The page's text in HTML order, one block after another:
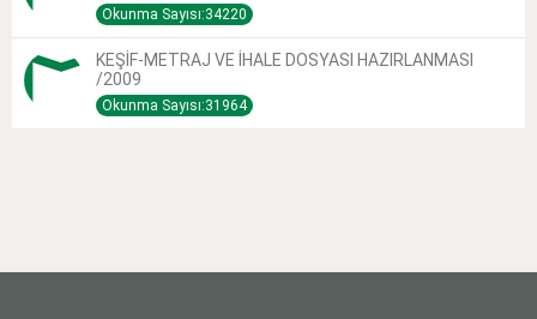
Okunma Sayısı:34220
KEŞİF-METRAJ VE İHALE DOSYASI HAZIRLANMASI
/2009
Okunma Sayısı:31964